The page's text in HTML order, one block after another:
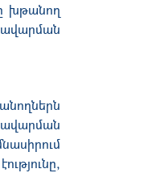
խթանող
էությունը,